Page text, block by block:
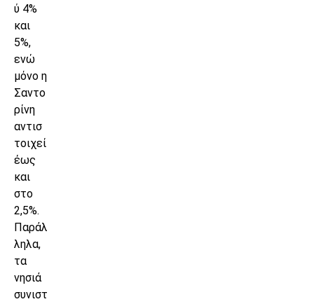
ύ 4%
και
5%,
ενώ
μόνο η
Σαντο
ρίνη
αντισ
τοιχεί
έως
και
στο
2,5%.
Παράλ
ληλα,
τα
νησιά
συνιστ